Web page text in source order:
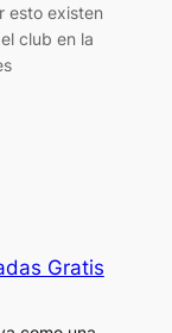
esto existen
club en la
Gratis